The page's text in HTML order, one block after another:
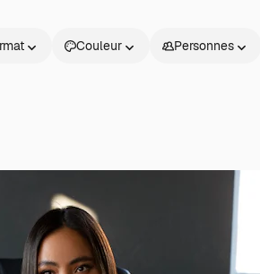
Couleur Personnes
Commencer